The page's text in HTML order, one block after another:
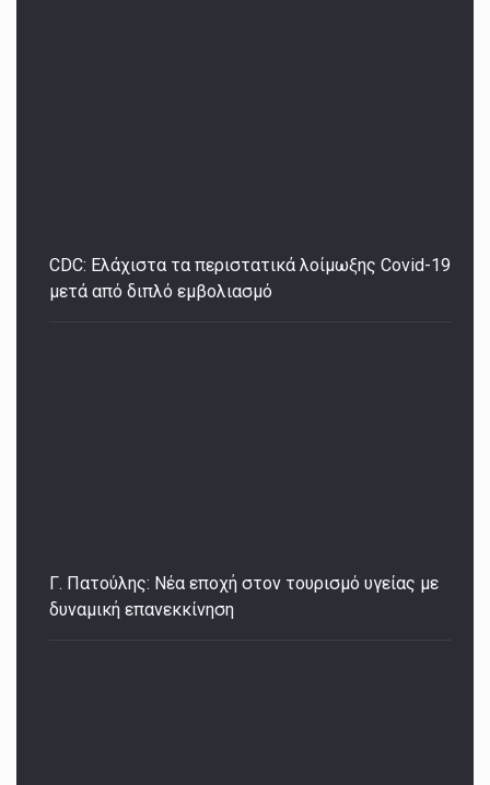
CDC: Ελάχιστα τα περιστατικά λοίμωξης Covid-19
μετά από διπλό εμβολιασμό
Γ. Πατούλης: Νέα εποχή στον τουρισμό υγείας με
δυναμική επανεκκίνηση